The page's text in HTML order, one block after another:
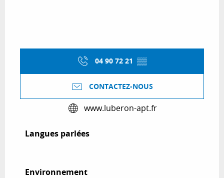
04 90 72 21 ▒▒
CONTACTEZ-NOUS
www.luberon-apt.fr
Langues parlées
Langues parlées
Environnement
Environnement